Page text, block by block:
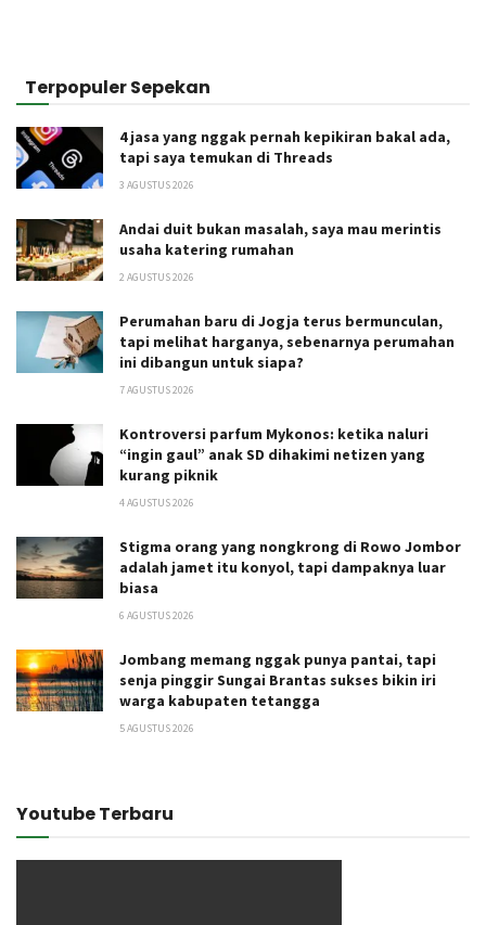
Terpopuler Sepekan
4 jasa yang nggak pernah kepikiran bakal ada,
tapi saya temukan di Threads
3 AGUSTUS 2026
Andai duit bukan masalah, saya mau merintis
usaha katering rumahan
2 AGUSTUS 2026
Perumahan baru di Jogja terus bermunculan,
tapi melihat harganya, sebenarnya perumahan
ini dibangun untuk siapa?
7 AGUSTUS 2026
Kontroversi parfum Mykonos: ketika naluri
“ingin gaul” anak SD dihakimi netizen yang
kurang piknik
4 AGUSTUS 2026
Stigma orang yang nongkrong di Rowo Jombor
adalah jamet itu konyol, tapi dampaknya luar
biasa
6 AGUSTUS 2026
Jombang memang nggak punya pantai, tapi
senja pinggir Sungai Brantas sukses bikin iri
warga kabupaten tetangga
5 AGUSTUS 2026
Youtube Terbaru